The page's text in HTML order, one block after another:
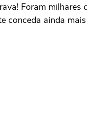
Foram
conceda ainda